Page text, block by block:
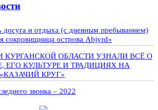
досуга и отдыха (с дневным пребыванием)
сокровищница острова Abjyrd»
КУРГАНСКОЙ ОБЛАСТИ УЗНАЛИ ВСЁ О
ЕГО КУЛЬТУРЕ И ТРАДИЦИЯХ НА
КРУГ»
звонка – 2022